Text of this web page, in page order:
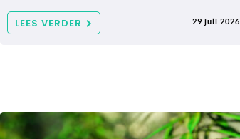
LEES VERDER 29 juli 2026